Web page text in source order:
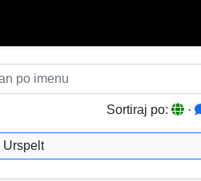
Sortiraj po: ·
Urspelt